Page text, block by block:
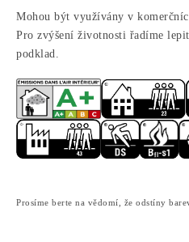
Mohou být využívány v
Pro zvýšení životnosti řadíme
podklad.
Prosíme berte na vědomí, že odstíny